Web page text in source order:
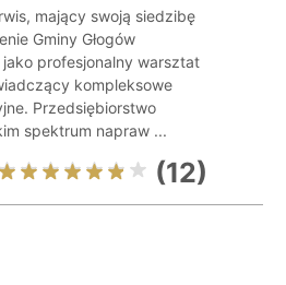
mający swoją siedzibę
Gminy Głogów
jako profesjonalny warsztat
kompleksowe
Przedsiębiorstwo
spektrum napraw ...
(12)